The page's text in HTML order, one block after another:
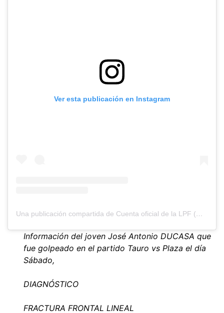
Ver esta publicación en Instagram
Una publicación compartida de Cuenta oficial de la LPF (@lpfpa)
Información del joven José Antonio DUCASA que
fue golpeado en el partido Tauro vs Plaza el día
Sábado,
DIAGNÓSTICO
FRACTURA FRONTAL LINEAL